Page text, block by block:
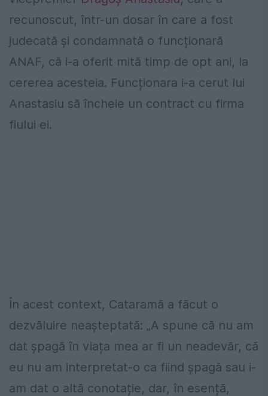
recunoscut, într-un dosar în care a fost
judecată și condamnată o funcționară
ANAF, că i-a oferit mită timp de opt ani, la
cererea acesteia. Funcționara i-a cerut lui
Anastasiu să încheie un contract cu firma
fiului ei.
În acest context, Cataramă a făcut o
dezvăluire neașteptată: „A spune că nu am
dat șpagă în viața mea ar fi un neadevăr, că
eu nu am interpretat-o ca fiind șpagă sau i-
am dat o altă conotație, dar, în esență,